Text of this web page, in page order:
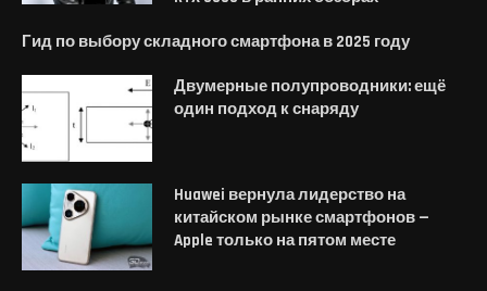
Гид по выбору складного смартфона в 2025 году
Двумерные полупроводники: ещё
один подход к снаряду
Huawei вернула лидерство на
китайском рынке смартфонов —
Apple только на пятом месте